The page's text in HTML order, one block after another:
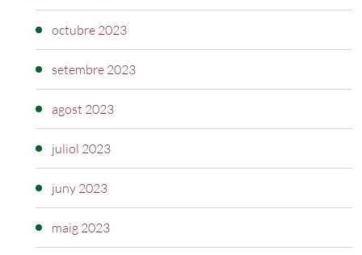
octubre 2023
setembre 2023
agost 2023
juliol 2023
juny 2023
maig 2023